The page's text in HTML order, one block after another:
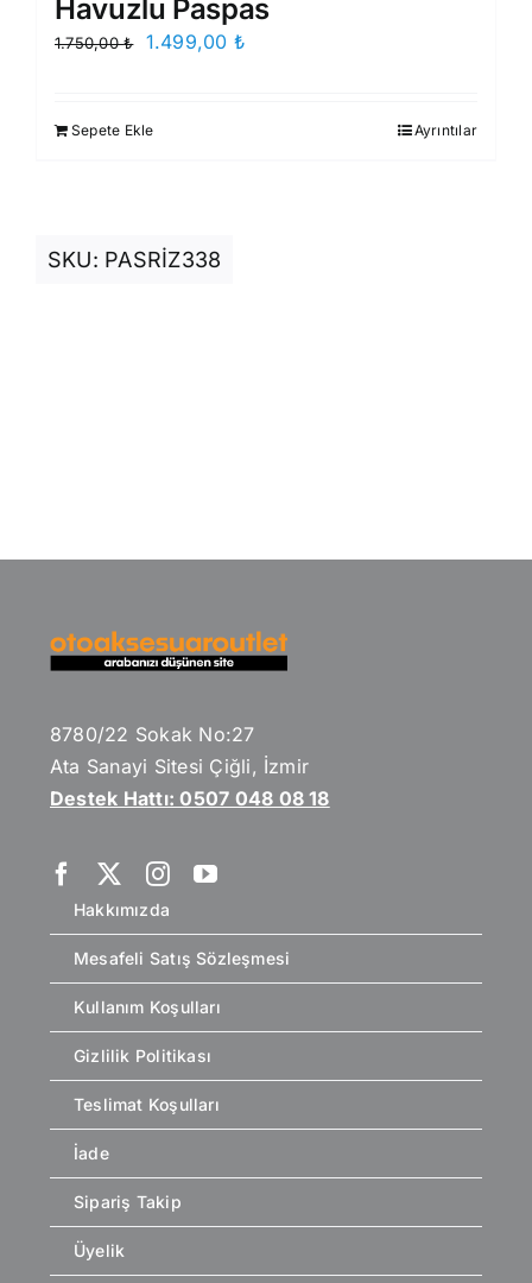
Havuzlu Paspas
1.750,00₺
Orijinal
1.499,00 ₺
Sepete Ekle Ayrıntılar
SKU: PASRİZ338
8780/22 Sokak No:27
Ata Sanayi Sitesi Çiğli, İzmir
Destek Hattı: 0507 048 08 18
Hakkımızda
Mesafeli Satış Sözleşmesi
Kullanım Koşulları
Gizlilik Politikası
Teslimat Koşulları
İade
Sipariş Takip
Üyelik